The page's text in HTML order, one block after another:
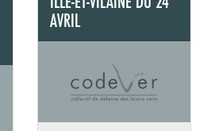
AVRIL